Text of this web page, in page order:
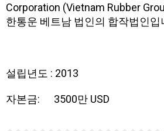
Corporation (Vietnam Rubber
한통운 베트남 법인의 합작법인입
설립년도 : 2013
자본금: 3500만 USD